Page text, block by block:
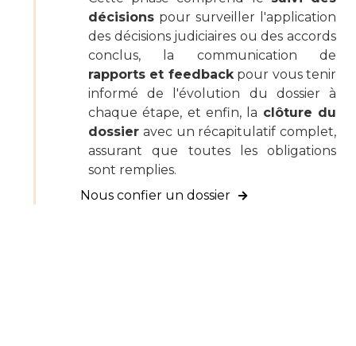
décisions pour surveiller l'application
des décisions judiciaires ou des accords
conclus, la communication de
rapports et feedbackpour vous tenir
informé de l'évolution du dossier à
chaque étape, et enfin, la clôture du
dossier avec un récapitulatif complet,
assurant que toutes les obligations
sont remplies.
Nous confier un dossier
